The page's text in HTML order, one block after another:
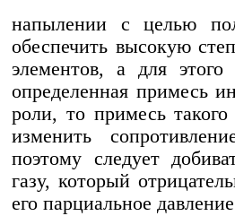
напылении с целью
обеспечить высокую
элементов, а для
определенная примесь
роли, то примесь
изменить
поэтому следует
газу, который
его парциальное